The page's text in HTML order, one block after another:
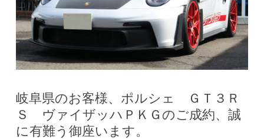
岐阜県のお客様、ポルシェ ＧＴ３Ｒ
Ｓ ヴァイザッハＰＫＧのご成約、誠
に有難う御座います。